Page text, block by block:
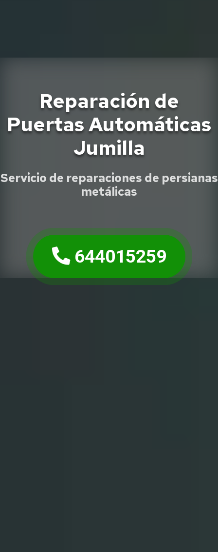
Reparación de
Puertas Automáticas
Jumilla
Servicio de reparaciones de persianas
metálicas
644015259